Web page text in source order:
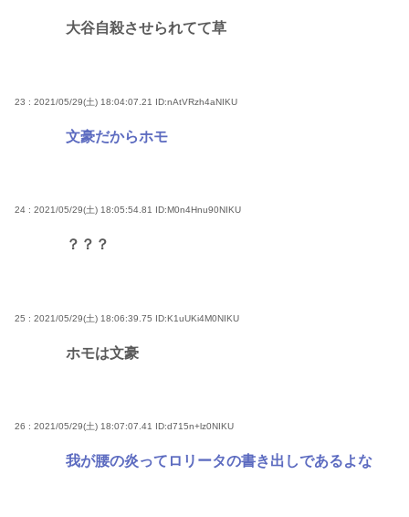
大谷自殺させられてて草
23 : 2021/05/29(土) 18:04:07.21 ID:nAtVRzh4aNIKU
文豪だからホモ
24 : 2021/05/29(土) 18:05:54.81 ID:M0n4Hnu90NIKU
？？？
25 : 2021/05/29(土) 18:06:39.75 ID:K1uUKi4M0NIKU
ホモは文豪
26 : 2021/05/29(土) 18:07:07.41 ID:d715n+lz0NIKU
我が腰の炎ってロリータの書き出しであるよな